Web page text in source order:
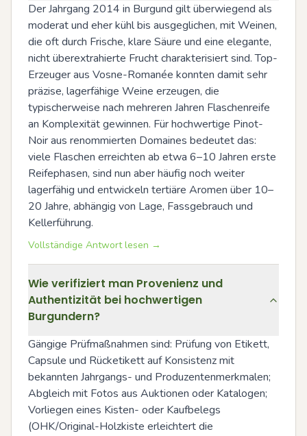
Der Jahrgang 2014 in Burgund gilt überwiegend als
moderat und eher kühl bis ausgeglichen, mit Weinen,
die oft durch Frische, klare Säure und eine elegante,
nicht überextrahierte Frucht charakterisiert sind. Top-
Erzeuger aus Vosne-Romanée konnten damit sehr
präzise, lagerfähige Weine erzeugen, die
typischerweise nach mehreren Jahren Flaschenreife
an Komplexität gewinnen. Für hochwertige Pinot-
Noir aus renommierten Domaines bedeutet das:
viele Flaschen erreichten ab etwa 6–10 Jahren erste
Reifephasen, sind nun aber häufig noch weiter
lagerfähig und entwickeln tertiäre Aromen über 10–
20 Jahre, abhängig von Lage, Fassgebrauch und
Kellerführung.
Vollständige Antwort lesen →
Wie verifiziert man Provenienz und
Authentizität bei hochwertigen
Burgundern?
Gängige Prüfmaßnahmen sind: Prüfung von Etikett,
Capsule und Rücketikett auf Konsistenz mit
bekannten Jahrgangs- und Produzentenmerkmalen;
Abgleich mit Fotos aus Auktionen oder Katalogen;
Vorliegen eines Kisten- oder Kaufbelegs
(OHK/Original-Holzkiste erleichtert die